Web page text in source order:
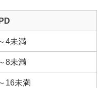
4未満
8未満
16未満